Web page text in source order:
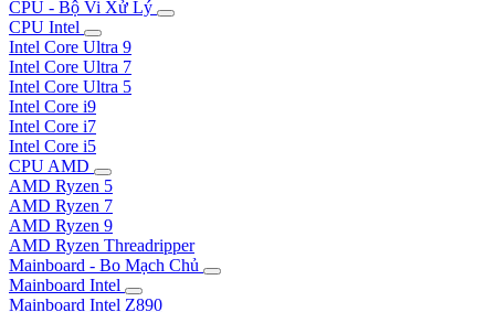
CPU - Bộ Vi Xử Lý
CPU Intel
Intel Core Ultra 9
Intel Core Ultra 7
Intel Core Ultra 5
Intel Core i9
Intel Core i7
Intel Core i5
CPU AMD
AMD Ryzen 5
AMD Ryzen 7
AMD Ryzen 9
AMD Ryzen Threadripper
Mainboard - Bo Mạch Chủ
Mainboard Intel
Mainboard Intel Z890